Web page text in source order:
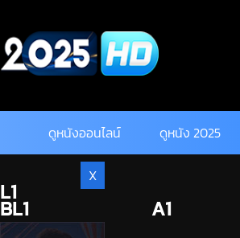
content
ดูหนังออนไลน์ ดูหนัง 2025
BL1
A1
X
L1